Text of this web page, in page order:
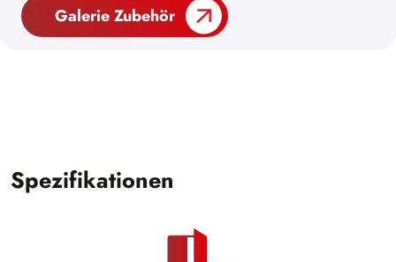
Galerie Zubehör
Spezifikationen